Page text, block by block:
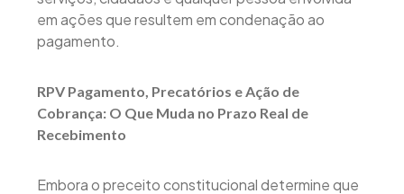
em ações que resultem em condenação ao
pagamento.
RPV Pagamento, Precatórios e Ação de
Cobrança: O Que Muda no Prazo Real de
Recebimento
Embora o preceito constitucional determine que